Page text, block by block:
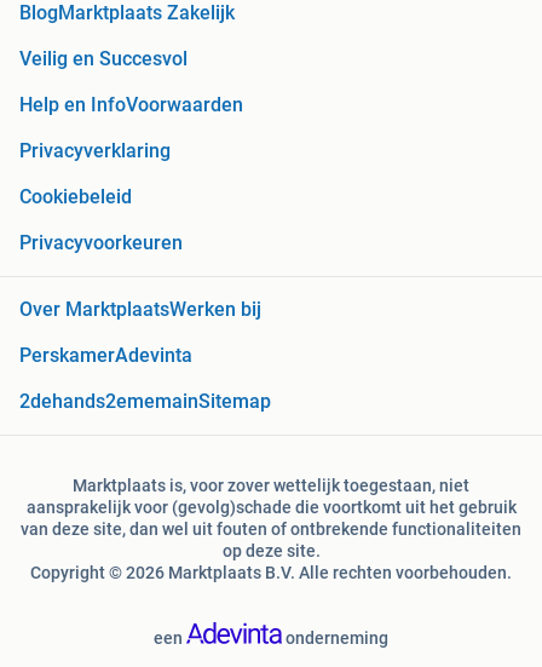
BlogMarktplaats Zakelijk
Veilig en Succesvol
Help en InfoVoorwaarden
Privacyverklaring
Cookiebeleid
Privacyvoorkeuren
Over MarktplaatsWerken bij
PerskamerAdevinta
2dehands2ememainSitemap
Marktplaats is, voor zover wettelijk toegestaan, niet
aansprakelijk voor (gevolg)schade die voortkomt uit het gebruik
van deze site, dan wel uit fouten of ontbrekende functionaliteiten
op deze site.
Copyright © 2026 Marktplaats B.V. Alle rechten voorbehouden.
een onderneming